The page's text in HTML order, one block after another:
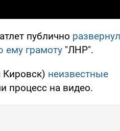
публично развернул
ему грамоту "ЛНР".
Кировск) неизвестные
процесс на видео.